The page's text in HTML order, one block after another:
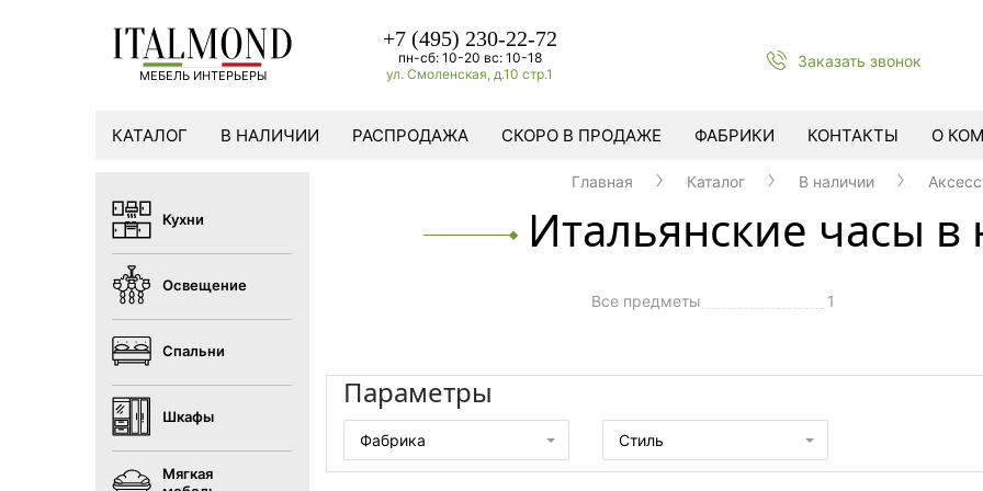
МЕБЕЛЬ ИНТЕРЬЕРЫ
+7 (495) 230-22-72
пн-сб: 10-20 вс: 10-18
ул. Смоленская, д.10 стр.1
Заказать звонок
КАТАЛОГ В НАЛИЧИИ РАСПРОДАЖА СКОРО В ПРОДАЖЕ ФАБРИКИ КОНТАКТЫ О
Кухни
Освещение
Спальни
Шкафы
Мягкая
Главная Каталог В наличии
Итальянские часы в
Все предметы 1
Параметры
Фабрика Стиль